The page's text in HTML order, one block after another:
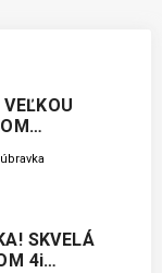
SKVELÁ
4i